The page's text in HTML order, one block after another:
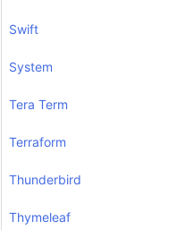
Swift
System
Tera Term
Terraform
Thunderbird
Thymeleaf